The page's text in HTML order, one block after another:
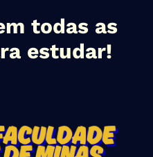
todas as
estudar!